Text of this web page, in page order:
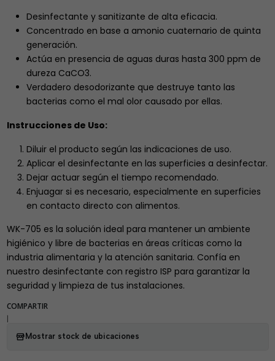
Desinfectante y sanitizante de alta eficacia.
Concentrado en base a amonio cuaternario de quinta
generación.
Actúa en presencia de aguas duras hasta 300 ppm de
dureza CaCO3.
Verdadero desodorizante que destruye tanto las
bacterias como el mal olor causado por ellas.
Instrucciones de Uso:
Diluir el producto según las indicaciones de uso.
Aplicar el desinfectante en las superficies a desinfectar.
Dejar actuar según el tiempo recomendado.
Enjuagar si es necesario, especialmente en superficies
en contacto directo con alimentos.
WK-705 es la solución ideal para mantener un ambiente
higiénico y libre de bacterias en áreas críticas como la
industria alimentaria y la atención sanitaria. Confía en
nuestro desinfectante con registro ISP para garantizar la
seguridad y limpieza de tus instalaciones.
COMPARTIR
Mostrar stock de ubicaciones